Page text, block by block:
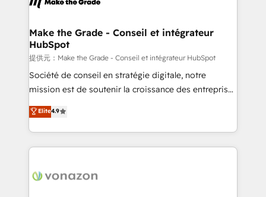
& reprise de données - Stratégie RevOps &
alignement Marketing / Sales - Data, reporting &
tableaux de bord - Onboarding, audit &
optimisation - Intégrations métiers (ERP, téléphonie,
e-commerce) - Formation & accompagnement au
et grandes entreprises en France et à l'international,
dans des secteurs variés : SaaS, immobilier,
Make the Grade - Conseil et intégrateur
HubSpot
提供元：Make the Grade - Conseil et intégrateur HubSpot
Société de conseil en stratégie digitale, notre
mission est de soutenir la croissance des entreprises
B2B à travers l’acquisition de nouveaux clients,
l'intégration CRM et le développement des revenus
auprès de vos comptes existants. En France et à
l'international, nous travaillons avec des ETI
delà d’une simple transformation digitale et des
Elite4.9